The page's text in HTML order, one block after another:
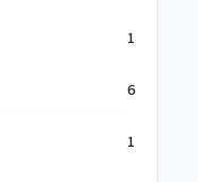
1
6
1